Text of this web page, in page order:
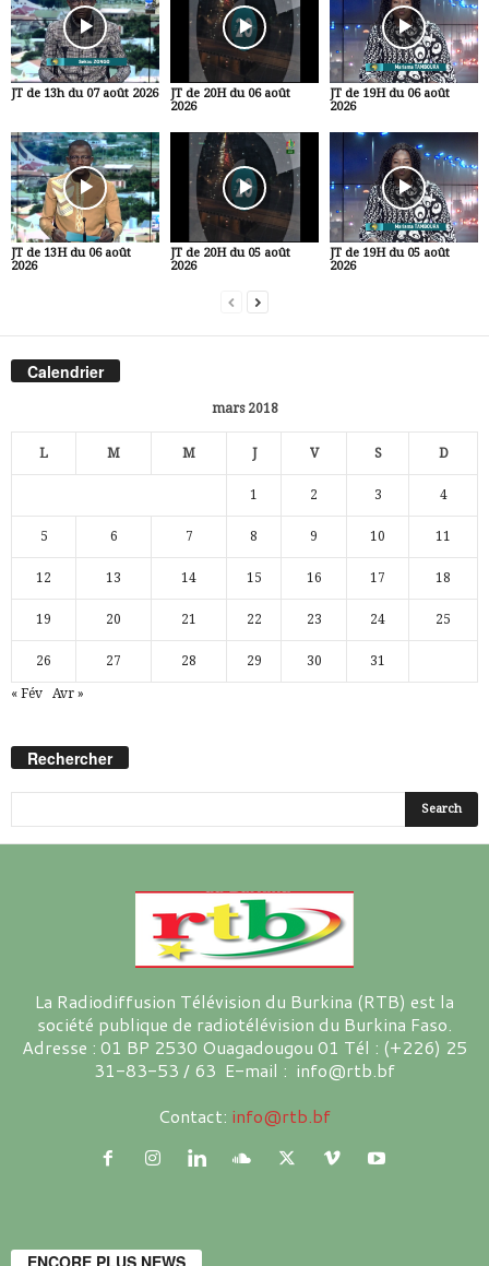
JT de 13h du 07 août 2026
JT de 20H du 06 août
2026
JT de 19H du 06 août
2026
JT de 13H du 06 août
2026
JT de 20H du 05 août
2026
JT de 19H du 05 août
2026
Calendrier
mars 2018
L M M J V S D
1 2 3 4
5 6 7 8 9 10 11
12 13 14 15 16 17 18
19 20 21 22 23 24 25
26 27 28 29 30 31
« Fév Avr »
Rechercher
La Radiodiffusion Télévision du Burkina (RTB) est la
société publique de radiotélévision du Burkina Faso.
Adresse : 01 BP 2530 Ouagadougou 01 Tél : (+226) 25
31-83-53 / 63 E-mail : info@rtb.bf
Contact: info@rtb.bf
ENCORE PLUS NEWS